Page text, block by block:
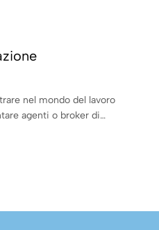
nel mondo del lavoro
agenti o broker di…